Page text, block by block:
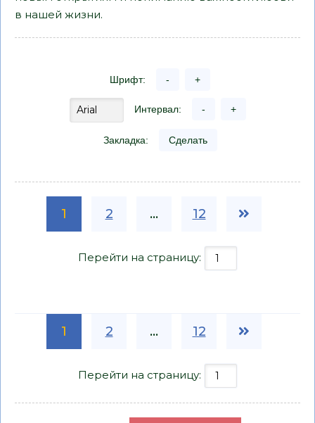
в нашей жизни.
Шрифт: - +
Интервал: - +
Закладка: Сделать
1 2 ... 12
Перейти на страницу:
1 2 ... 12
Перейти на страницу: